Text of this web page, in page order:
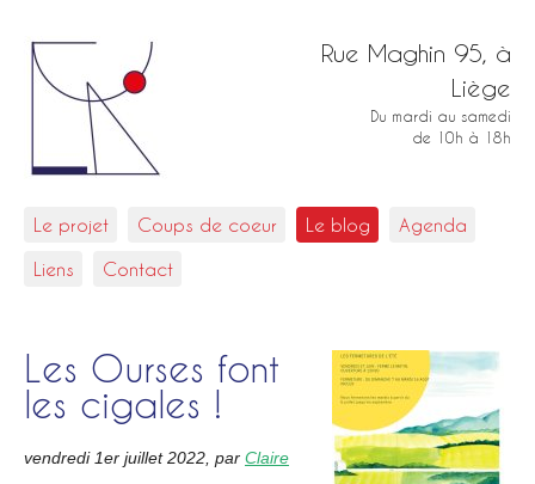
Rue Maghin 95, à
Liège
Du mardi au samedi
de 10h à 18h
Le projet Coups de coeur Le blog Agenda
Liens Contact
Les Ourses font
les cigales !
vendredi 1er juillet 2022 par Claire